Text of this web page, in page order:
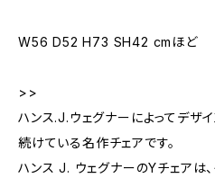
W56 D52 H73 SH42 cmほど
>>
ハンス.J.ウェグナーによってデザ
続けている名作チェアです。
ハンス J. ウェグナーのYチェアは